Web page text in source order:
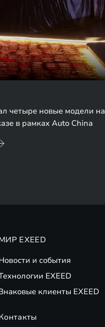
четыре новые модели на
в рамках Auto China
EXEED
и события
EXEED
клиенты EXEED